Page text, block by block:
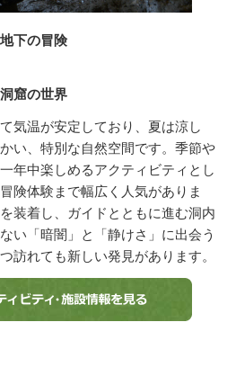
下の冒険
窟の世界
気温が安定しており、夏は涼し
い、特別な自然空間です。季節や
年中楽しめるアクティビティとし
険体験まで幅広く人気がありま
装着し、ガイドとともに進む洞内
い「暗闇」と「静けさ」に出会う
訪れても新しい発見があります。